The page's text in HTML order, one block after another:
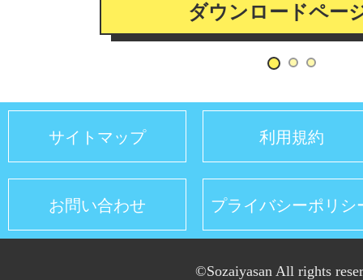
ダウンロードペー
サイトマップ 利用規約
お問い合わせ プライバシーポリシ
©Sozaiyasan All rights